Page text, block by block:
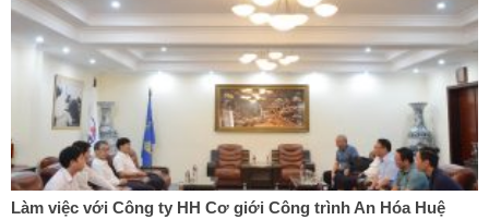
Làm việc với Công ty HH Cơ giới Công trình An Hóa Huệ